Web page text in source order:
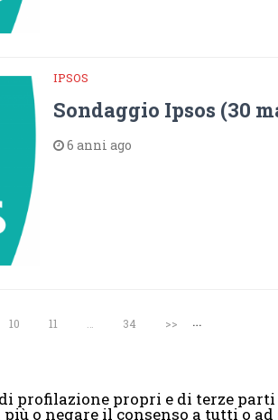
IPSOS
Sondaggio Ipsos (30
6 anni ago
…
10 11 34 >>
profilazione propri e di terze
più o negare il consenso a tutti o